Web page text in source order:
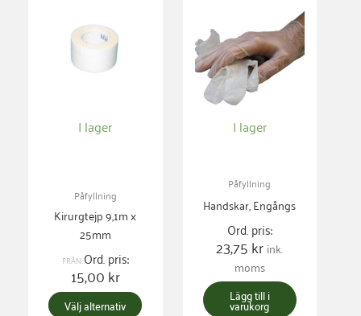
I lager
Påfyllning
Kirurgtejp 9,1m x
25mm
FRÅN:Ord. pris:
15,00kr
Välj alternativ
produkten
har
flera
olika
väljas
på
produktsidan
I lager
Påfyllning
Handskar, Engångs
Ord. pris:
23,75kr ink.
moms
Lägg till i
varukorg